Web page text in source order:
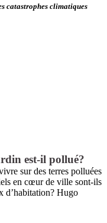
catastrophes climatiques
est-il pollué?
sur des terres polluées
en cœur de ville sont-ils
d’habitation? Hugo